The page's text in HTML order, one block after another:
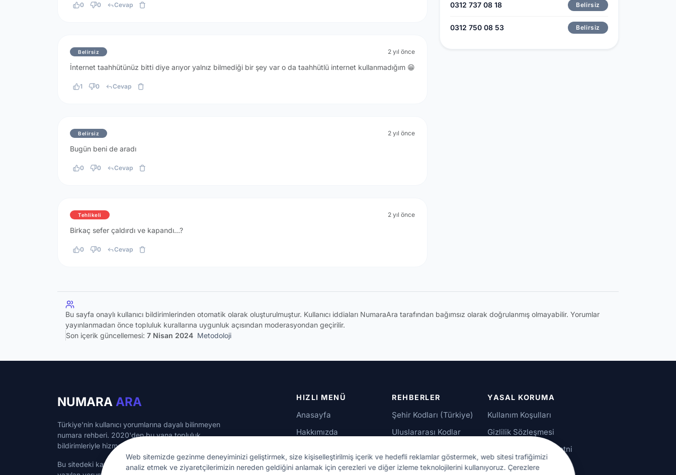
Web sitemizde gezinme deneyiminizi geliştirmek, size kişiselleştirilmiş içerik ve hedefli reklamlar göstermek, web sitesi trafiğimizi
analiz etmek ve ziyaretçilerimizin nereden geldiğini anlamak için çerezleri ve diğer izleme teknolojilerini kullanıyoruz. Çerezlere
0 0 Cevap
Belirsiz 2 yıl önce
İnternet taahhütünüz bitti diye arıyor yalnız bilmediği bir şey var o da taahhütlü internet kullanmadığım 😁
1 0 Cevap
Belirsiz 2 yıl önce
Bugün beni de aradı
0 0 Cevap
Tehlikeli 2 yıl önce
Birkaç sefer çaldırdı ve kapandı...?
0 0 Cevap
0312 737 08 18 Belirsiz
0312 750 08 53 Belirsiz
Bu sayfa onaylı kullanıcı bildirimlerinden otomatik olarak oluşturulmuştur. Kullanıcı iddiaları NumaraAra tarafından bağımsız olarak doğrulanmış olmayabilir. Yorumlar
yayınlanmadan önce topluluk kurallarına uygunluk açısından moderasyondan geçirilir.
Son içerik güncellemesi: 7 Nisan 2024 Metodoloji
NUMARA ARA
Türkiye'nin kullanıcı yorumlarına dayalı bilinmeyen
numara rehberi. 2020'den bu yana topluluk
bildirimleriyle hizmet veriyoruz.
Bu sitedeki kayıtlı numaralar bilgilendirme amaçlı olup,
HIZLI MENÜ
Anasayfa
Hakkımızda
REHBERLER
Şehir Kodları (Türkiye)
Uluslararası Kodlar
YASAL KORUMA
Kullanım Koşulları
Gizlilik Sözleşmesi
KVKK Aydınlatma Metni
Çerez Ayarları